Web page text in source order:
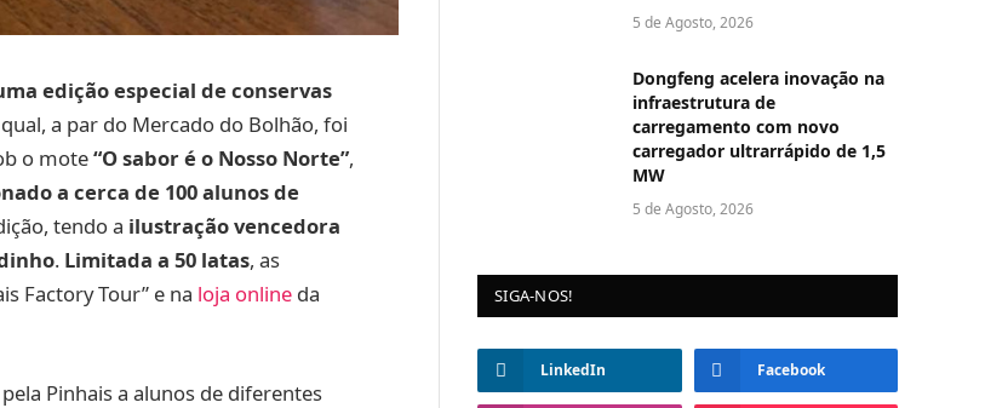
edição especial de conservas
a par do Mercado do Bolhão, foi
o mote“O sabor é o Nosso Norte”,
a cerca de 100 alunos de
tendo a ilustração vencedora
. Limitada a 50 latas, as
Factory Tour” e na loja online da
Pinhais a alunos de diferentes
5 de Agosto, 2026
Dongfeng acelera inovação na
infraestrutura de
carregamento com novo
carregador ultrarrápido de 1,5
MW
5 de Agosto, 2026
SIGA-NOS!
LinkedIn Facebook